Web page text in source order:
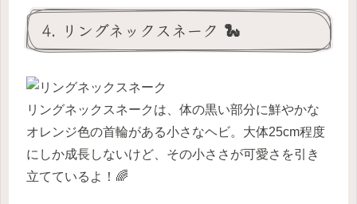
4. リングネックスネーク 🐍
リングネックスネークは、体の黒い部分に鮮やかな
オレンジ色の首輪がある小さなヘビ。大体25cm程度
にしか成長しないけど、その小ささが可愛さを引き
立てているよ！🌈